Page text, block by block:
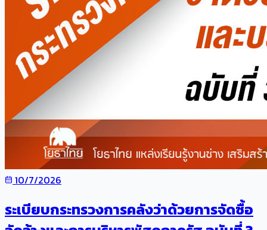
10/7/2026
ระเบียบกระทรวงการคลังว่าด้วยการจัดซื้อ